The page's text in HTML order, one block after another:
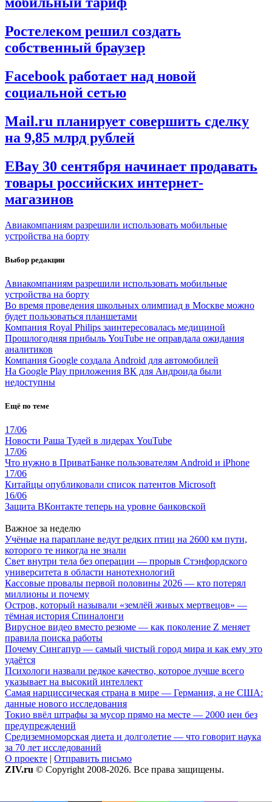
Ростелеком решил создать
собственный браузер
Facebook работает над новой
социальной сетью
Mail.ru планирует совершить сделку
на 9,85 млрд рублей
EBay 30 сентября начинает продавать
товары российских интернет-
магазинов
Авиакомпаниям разрешили использовать мобильные
устройства на борту
Выбор редакции
Авиакомпаниям разрешили использовать мобильные
устройства на борту
Во время проведения школьных олимпиад в Москве можно
будет пользоваться планшетами
Компания Royal Philips заинтересовалась медициной
Прошлогодняя прибыль YouTube не оправдала ожидания
аналитиков
Компания Google создала Android для автомобилей
На Google Play приложения ВК для Андроида были
недоступны
Ещё по теме
17/06
Новости Раша Тудей в лидерах YouTube
17/06
Что нужно в ПриватБанке пользователям Android и iPhone
17/06
Китайцы опубликовали список патентов Microsoft
16/06
Защита ВКонтакте теперь на уровне банковской
Важное за неделю
Учёные на параплане ведут редких птиц на 2600 км пути,
которого те никогда не знали
Свет внутри тела без операции — прорыв Стэнфордского
университета в области нанотехнологий
Кассовые провалы первой половины 2026 — кто потерял
миллионы и почему
Остров, который называли «землёй живых мертвецов» —
тёмная история Спиналонги
Вирусное видео вместо резюме — как поколение Z меняет
правила поиска работы
Почему Сингапур — самый чистый город мира и как ему это
удаётся
Психологи назвали редкое качество, которое лучше всего
указывает на высокий интеллект
Самая нарциссическая страна в мире — Германия, а не США:
данные нового исследования
Токио ввёл штрафы за мусор прямо на месте — 2000 иен без
предупреждений
Средиземноморская диета и долголетие — что говорит наука
за 70 лет исследований
О проекте | Отправить письмо
ZIV.ru © Copyright 2008-2026. Все права защищены.